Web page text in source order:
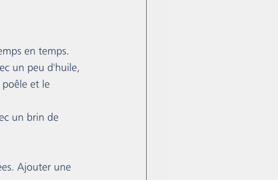
en temps.
un peu d'huile,
et le
un brin de
Ajouter une